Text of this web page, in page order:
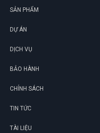
SẢN PHẨM
DỰ ÁN
DỊCH VỤ
BẢO HÀNH
CHÍNH SÁCH
TIN TỨC
TÀI LIỆU